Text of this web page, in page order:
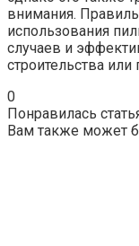
внимания.
использования
случаев и
строительства или
0
Понравилась
Вам также может